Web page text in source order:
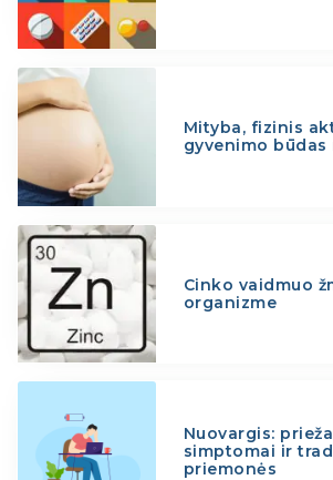
Mityba, fizinis
gyvenimo būdas
Cinko vaidmuo
organizme
Nuovargis:
simptomai ir
priemonės